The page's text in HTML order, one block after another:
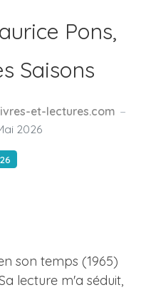
Pons,
Saisons
et-lectures.com
2026
son temps (1965)
lecture m'a séduit,